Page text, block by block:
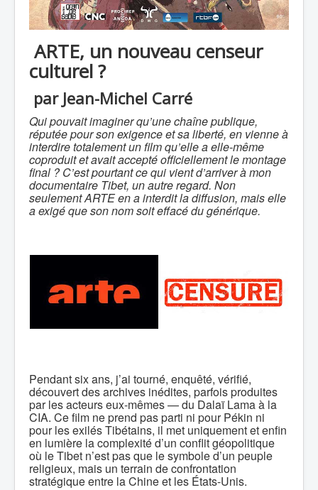
ARTE, un nouveau censeur
culturel ?
par Jean-Michel Carré
Qui pouvait imaginer qu’une chaîne publique,
réputée pour son exigence et sa liberté, en vienne à
interdire totalement un film qu’elle a elle-même
coproduit et avait accepté officiellement le montage
final ? C’est pourtant ce qui vient d’arriver à mon
documentaire Tibet, un autre regard. Non
seulement ARTE en a interdit la diffusion, mais elle
a exigé que son nom soit effacé du générique.
Pendant six ans, j’ai tourné, enquêté, vérifié,
découvert des archives inédites, parfois produites
par les acteurs eux-mêmes — du Dalaï Lama à la
CIA. Ce film ne prend pas parti ni pour Pékin ni
pour les exilés Tibétains, il met uniquement et enfin
en lumière la complexité d’un conflit géopolitique
où le Tibet n’est pas que le symbole d’un peuple
religieux, mais un terrain de confrontation
stratégique entre la Chine et les États-Unis.